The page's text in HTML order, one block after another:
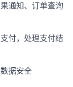
通知、订单查询
付，处理支付结
据安全